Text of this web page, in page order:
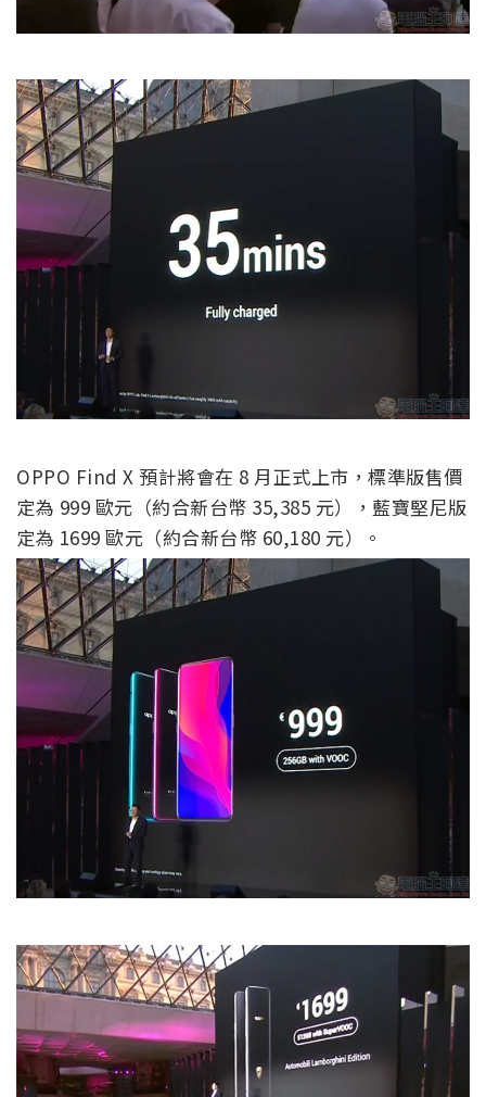
OPPO Find X 預計將會在 8 月正式上市，標準版售價
定為 999 歐元（約合新台幣 35,385 元），藍寶堅尼版
定為 1699 歐元（約合新台幣 60,180 元）。